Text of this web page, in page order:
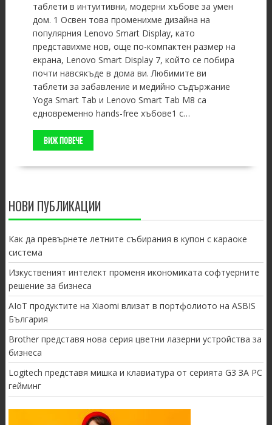
таблети в интуитивни, модерни хъбове за умен
дом. 1 Освен това променихме дизайна на
популярния Lenovo Smart Display, като
представихме нов, още по-компактен размер на
екрана, Lenovo Smart Display 7, който се побира
почти навсякъде в дома ви. Любимите ви
таблети за забавление и медийно съдържание
Yoga Smart Tab и Lenovo Smart Tab M8 са
едновременно hands-free хъбове1 с…
ВИЖ ПОВЕЧЕ
НОВИ ПУБЛИКАЦИИ
Как да превърнете летните събирания в купон с караоке
система
Изкуственият интелект променя икономиката софтуерните
решение за бизнеса
AIoT продуктите на Xiaomi влизат в портфолиото на ASBIS
България
Brother представя нова серия цветни лазерни устройства за
бизнеса
Logitech представя мишка и клавиатура от серията G3 ЗА PC
гейминг